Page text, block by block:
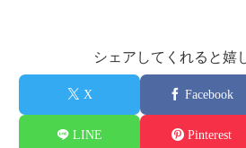
シェアしてくれると嬉
X Facebook
LINE Pinterest